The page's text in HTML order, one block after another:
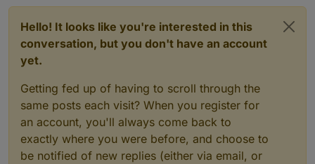
Hello! It looks like you're interested in this
conversation, but you don't have an account
yet.
Getting fed up of having to scroll through the
same posts each visit? When you register for
an account, you'll always come back to
exactly where you were before, and choose to
be notified of new replies (either via email, or